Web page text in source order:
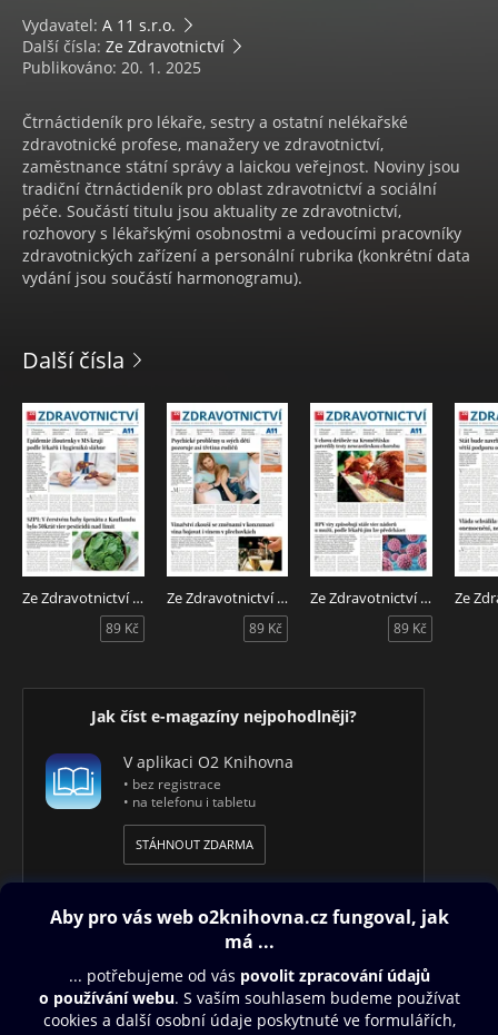
Vydavatel: A 11 s.r.o.
Další čísla: Ze Zdravotnictví
Publikováno: 20. 1. 2025
Čtrnáctideník pro lékaře, sestry a ostatní nelékařské
zdravotnické profese, manažery ve zdravotnictví,
zaměstnance státní správy a laickou veřejnost. Noviny jsou
tradiční čtrnáctideník pro oblast zdravotnictví a sociální
péče. Součástí titulu jsou aktuality ze zdravotnictví,
rozhovory s lékařskými osobnostmi a vedoucími pracovníky
zdravotnických zařízení a personální rubrika (konkrétní data
vydání jsou součástí harmonogramu).
Další čísla
Ze Zdravotnictví 7/2026
89 Kč
Ze Zdravotnictví 6/2026
89 Kč
Ze Zdravotnictví 5/2026
89 Kč
Jak číst e-magazíny nejpohodlněji?
V aplikaci O2 Knihovna
• bez registrace
• na telefonu i tabletu
STÁHNOUT ZDARMA
Obsah ke stažení
Moje O2 Knihovna